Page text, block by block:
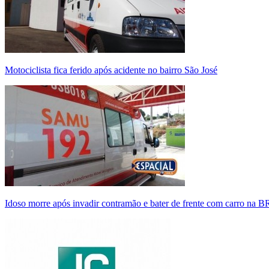
Motociclista fica ferido após acidente no bairro São José
Idoso morre após invadir contramão e bater de frente com carro na